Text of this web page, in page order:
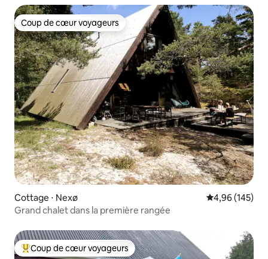
Coup de cœur voyageurs
Coup de cœur voyageurs
Cottage ⋅ Nexø Évaluation
4,96 (145)
Grand chalet dans la première rangée
Coups de cœur voyageurs les plus appréciés
Coup de cœur voyageurs